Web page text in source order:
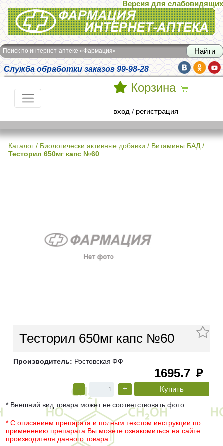
Интернет-аптека Фармация
Версия для слабовидящих
Поиск по интернет-аптеке «Фармация»
Служба обработки заказов 99-98-28
Корзина
вход / регистрация
Каталог / Биологически активные добавки / Витамины БАД /
Тесторил 650мг капс №60
Тесторил 650мг капс №60
Производитель: Ростовская ФФ
1695.7 руб
- +
* Внешний вид товара может не соответствовать фото
* С описанием препарата и полным текстом инструкции по
применению препарата Вы можете ознакомиться на сайте
производителя данного товара.